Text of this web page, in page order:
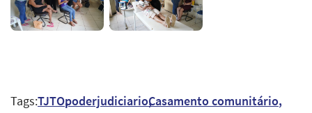
Tags:TJTOpoderjudiciarioCasamento comunitário